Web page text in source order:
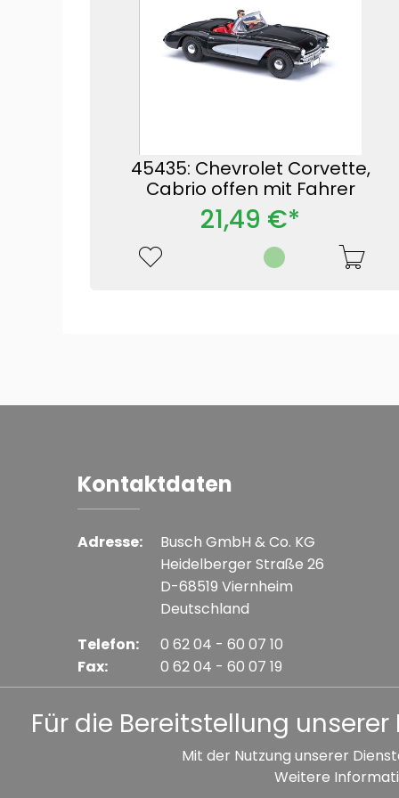
45435: Chevrolet Corvette,
Cabrio offen mit Fahrer
21,49 €*
Kontaktdaten
Adresse:
Busch GmbH & Co. KG
Heidelberger Straße 26
D-68519 Viernheim
Deutschland
Telefon:
Fax:
0 62 04 - 60 07 10
0 62 04 - 60 07 19
Für die Bereitstellung
Mit der Nutzung unserer
Weitere